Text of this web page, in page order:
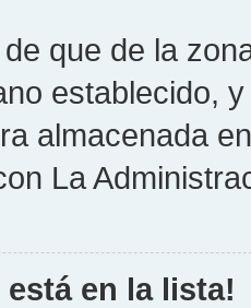
que de la
establecido,
almacenada
La
está en la lista!